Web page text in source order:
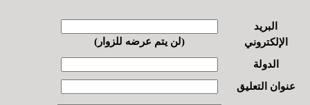
البريد
الإلكتروني
(لن يتم عرضه للزوار)
الدولة
عنوان التعليق